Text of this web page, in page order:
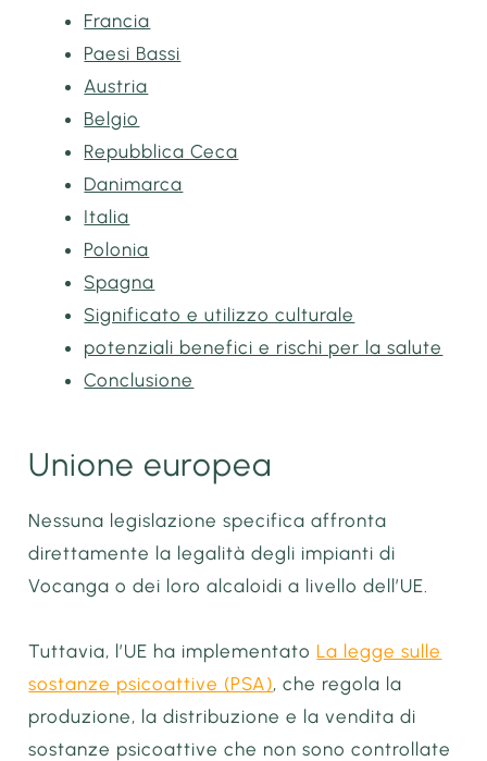
Francia
Paesi Bassi
Austria
Belgio
Repubblica Ceca
Danimarca
Italia
Polonia
Spagna
Significato e utilizzo culturale
potenziali benefici e rischi per la salute
Conclusione
Unione europea
Nessuna legislazione specifica affronta
direttamente la legalità degli impianti di
Vocanga o dei loro alcaloidi a livello dell’UE.
Tuttavia, l’UE ha implementato La legge sulle
sostanze psicoattive (PSA), che regola la
produzione, la distribuzione e la vendita di
sostanze psicoattive che non sono controllate